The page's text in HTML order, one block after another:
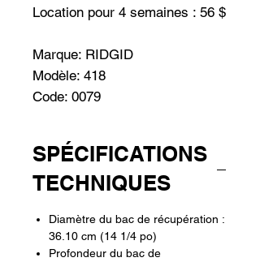
Location pour 4 semaines : 56 $
Marque: RIDGID
Modèle: 418
Code: 0079
SPÉCIFICATIONS
TECHNIQUES
Diamètre du bac de récupération :
36.10 cm (14 1/4 po)
Profondeur du bac de